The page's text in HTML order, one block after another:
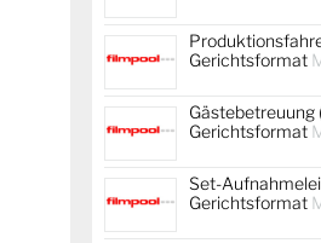
Gerichtsformat
Gerichtsformat
Set-
Gerichtsformat